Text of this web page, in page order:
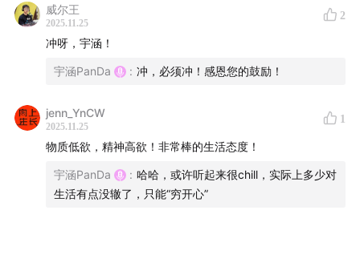
这人曾月薪3500块还惨遭失业，会展搭棚、图书扫灰、
视频后期踩坑全经历，
开心过成哲学。
在物价飞涨、工资被“大禹治没”的焦虑时代，这个“全职生
活玩家”如何反抗消费主义，重新定义成功？
威尔王
2025.11.25
2
冲呀，宇涵！
宇涵PanDa : 冲，必须冲！感恩您的鼓励！
jenn_YnCW
2025.11.25
1
物质低欲，精神高欲！非常棒的生活态度！
宇涵PanDa : 哈哈，或许听起来很chill，实际上多少对
生活有点没辙了，只能“穷开心”